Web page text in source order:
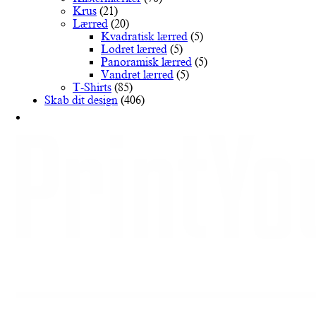
varesiden
Krus (21)
Lærred (20)
Kvadratisk lærred (5)
Lodret lærred (5)
Panoramisk lærred (5)
Vandret lærred (5)
T-Shirts (85)
Skab dit design (406)